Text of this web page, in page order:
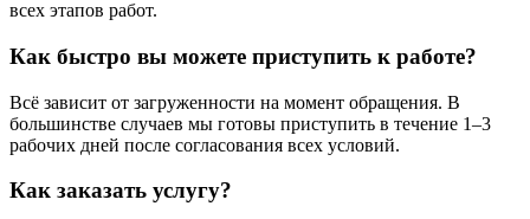
всех этапов работ.
Как быстро вы можете приступить к работе?
Всё зависит от загруженности на момент обращения. В
большинстве случаев мы готовы приступить в течение 1–3
рабочих дней после согласования всех условий.
Как заказать услугу?